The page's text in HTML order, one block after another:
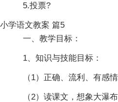
5.投票?
小学语文教案 篇5
一、教学目标：
1、知识与技能目标：
（1）正确、流利、有感
（2）读课文，想象大瀑